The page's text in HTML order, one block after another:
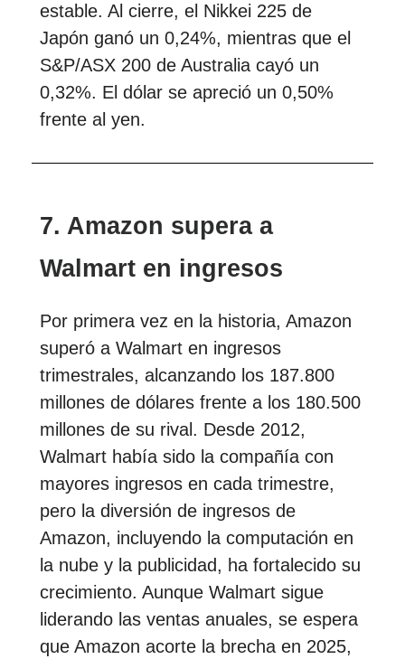
estable. Al cierre, el Nikkei 225 de
Japón ganó un 0,24%, mientras que el
S&P/ASX 200 de Australia cayó un
0,32%. El dólar se apreció un 0,50%
frente al yen.
7. Amazon supera a
Walmart en ingresos
Por primera vez en la historia, Amazon
superó a Walmart en ingresos
trimestrales, alcanzando los 187.800
millones de dólares frente a los 180.500
millones de su rival. Desde 2012,
Walmart había sido la compañía con
mayores ingresos en cada trimestre,
pero la diversión de ingresos de
Amazon, incluyendo la computación en
la nube y la publicidad, ha fortalecido su
crecimiento. Aunque Walmart sigue
liderando las ventas anuales, se espera
que Amazon acorte la brecha en 2025,